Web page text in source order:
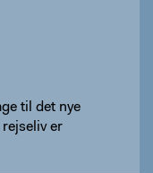
til det nye
er